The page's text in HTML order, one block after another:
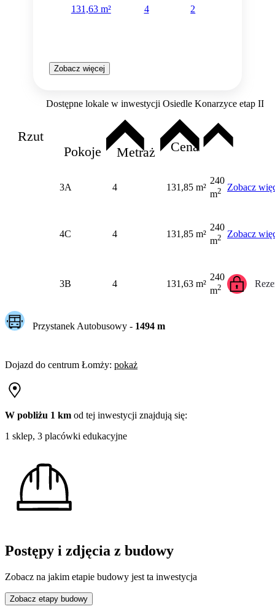
131,63 m²
4
2
Zobacz więcej
Dostępne lokale w inwestycji Osiedle Konarzyce etap II
Rzut
Pokoje
Metraż Cena
3A 4 131,85 m²
240
m2 Zobacz
4C 4 131,85 m²
240
m2 Zobacz
3B 4 131,63 m²
240
m2
Przystanek Autobusowy - 1494m
Dojazd do centrum Łomży: pokaż
W pobliżu 1 km od tej inwestycji znajdują się:
1 sklep, 3 placówki edukacyjne
Postępy i zdjęcia z budowy
Zobacz na jakim etapie budowy jest ta inwestycja
Zobacz etapy budowy